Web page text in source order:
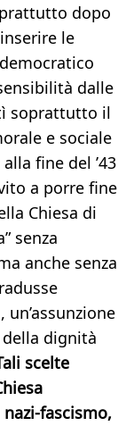
dopo
le
dalle
soprattutto il
e sociale
fine del ’43
a porre fine
Chiesa di
senza
anche senza
dignità
ali scelte
fascismo,